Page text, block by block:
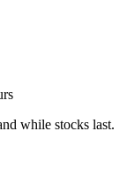
while stocks last.